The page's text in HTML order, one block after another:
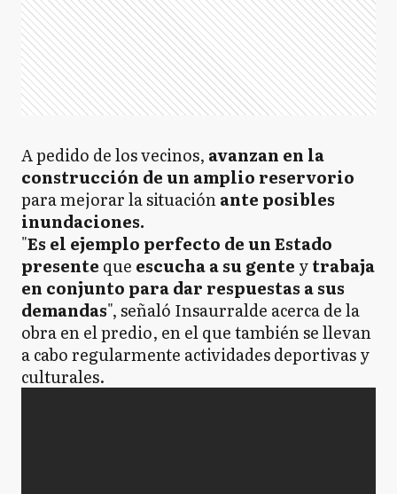
A pedido de los vecinos, avanzan en la
construcción de un amplio reservorio
para mejorar la situaciónante posibles
inundaciones.
"Es el ejemplo perfecto de un Estado
presente que escucha a su gente ytrabaja
en conjunto para dar respuestas a sus
demandas", señaló Insaurralde acerca de la
obra en el predio, en el que también se llevan
a cabo regularmente actividades deportivas y
culturales.